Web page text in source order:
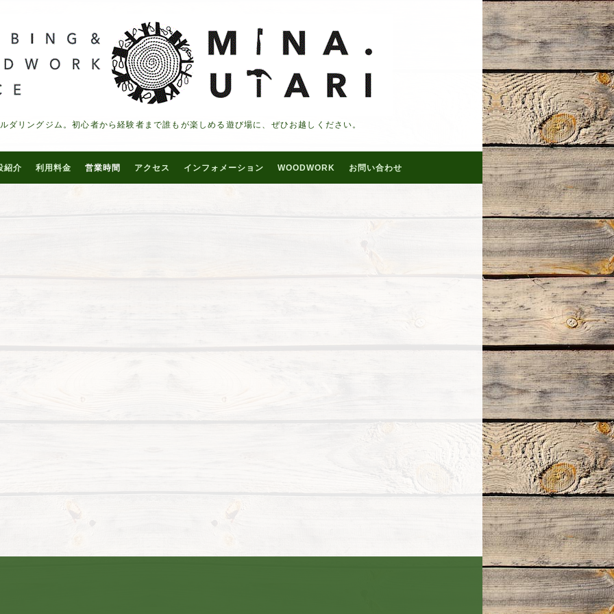
ダリングジム。初心者から経験者まで誰もが楽しめる遊び場に、ぜひお越しください。
紹介 利用料金 営業時間 アクセス インフォメーション WOODWORK お問い合わせ